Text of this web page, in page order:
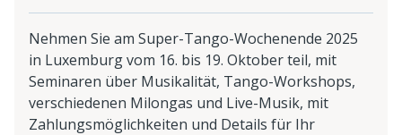
Nehmen Sie am Super-Tango-Wochenende 2025
in Luxemburg vom 16. bis 19. Oktober teil, mit
Seminaren über Musikalität, Tango-Workshops,
verschiedenen Milongas und Live-Musik, mit
Zahlungsmöglichkeiten und Details für Ihr